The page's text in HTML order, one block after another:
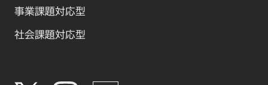
事業課題対応型
社会課題対応型